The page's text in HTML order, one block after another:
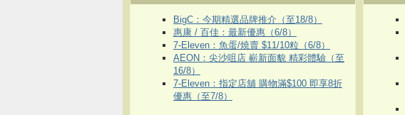
BigC：今期精選品牌推介（至18/8）
惠康 / 百佳：最新優惠（6/8）
7-Eleven：魚蛋/燒賣 $11/10粒（6/8）
AEON：尖沙咀店 嶄新面貌 精彩體驗（至
16/8）
7-Eleven：指定店舖 購物滿$100 即享8折
優惠（至7/8）